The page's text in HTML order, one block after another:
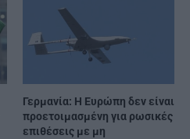
Γερμανία: Η Ευρώπη δεν είναι
προετοιμασμένη για ρωσικές
επιθέσεις με μη